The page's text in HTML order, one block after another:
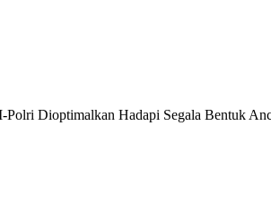
Dioptimalkan Hadapi Segala Bentuk